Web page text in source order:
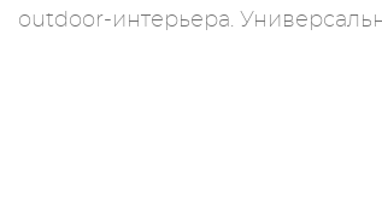
outdoor-интерьера.